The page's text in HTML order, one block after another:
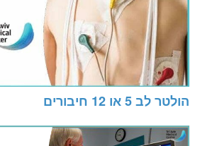
הולטר לב 5 או 12 חיבורים